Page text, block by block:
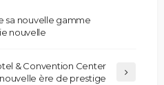
sa nouvelle gamme
nouvelle
& Convention Center
nouvelle ère de prestige